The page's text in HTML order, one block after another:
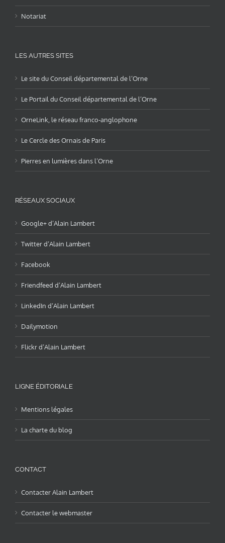
Notariat
LES AUTRES SITES
Le site du Conseil départemental de l’Orne
Le Portail du Conseil départemental de l’Orne
OrneLink, le réseau franco-anglophone
Le Cercle des Ornais de Paris
Pierres en lumières dans l’Orne
RÉSEAUX SOCIAUX
Google+ d’Alain Lambert
Twitter d’Alain Lambert
Facebook
Friendfeed d’Alain Lambert
LinkedIn d’Alain Lambert
Dailymotion
Flickr d’Alain Lambert
LIGNE ÉDITORIALE
Mentions légales
La charte du blog
CONTACT
Contacter Alain Lambert
Contacter le webmaster